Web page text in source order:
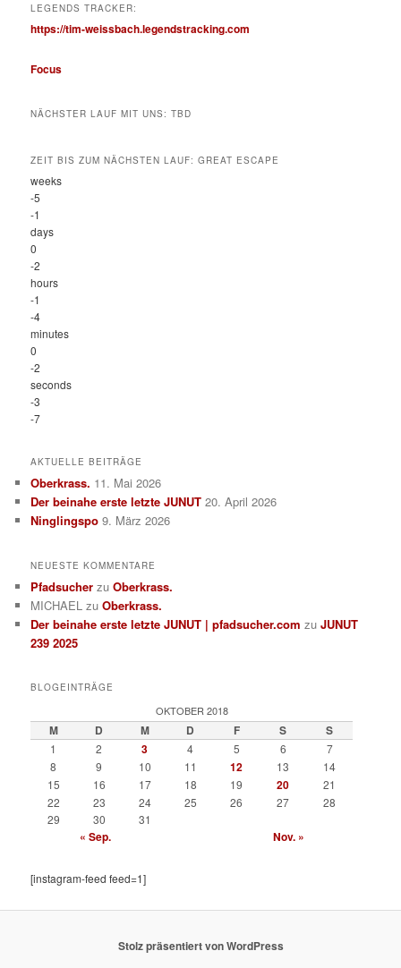
LEGENDS TRACKER:
https://tim-weissbach.legendstracking.com
Focus
NÄCHSTER LAUF MIT UNS: TBD
ZEIT BIS ZUM NÄCHSTEN LAUF: GREAT ESCAPE
weeks
-5
-1
days
0
-2
hours
-1
-4
minutes
0
-2
seconds
-3
-7
AKTUELLE BEITRÄGE
Oberkrass. 11. Mai 2026
Der beinahe erste letzte JUNUT 20. April 2026
Ninglingspo 9. März 2026
NEUESTE KOMMENTARE
Pfadsucher zuOberkrass.
MICHAEL zuOberkrass.
Der beinahe erste letzte JUNUT | pfadsucher.com zuJUNUT
239 2025
BLOGEINTRÄGE
OKTOBER 2018
M D M D F S S
1 2 3 4 5 6
7
8
9 10 11 12 13
14
15
16 17 18 19 20
21
22
23 24 25 26 27
28
29
30 31
« Sep. Nov. »
[instagram-feed feed=1]
Stolz präsentiert von WordPress